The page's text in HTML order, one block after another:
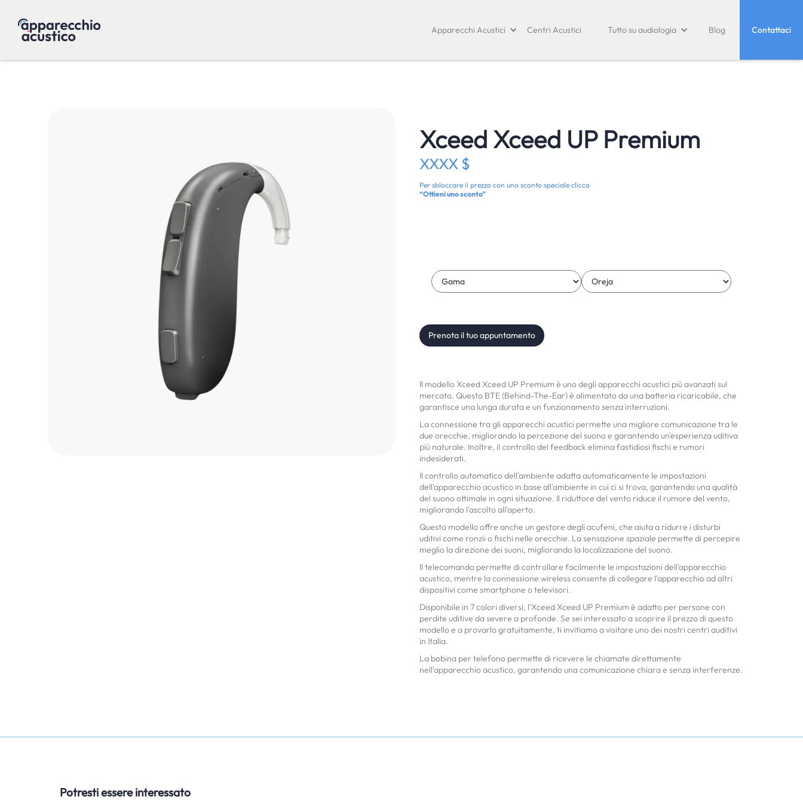
Apparecchi Acustici Centri Acustici Tutto su audiologia Blog Contattaci
Xceed Xceed UP Premium
XXXX $
Per sbloccare il prezzo con uno sconto speciale clicca
“Ottieni uno sconto”
Prenota il tuo appuntamento
Il modello Xceed Xceed UP Premium è uno degli apparecchi acustici più avanzati sul
mercato. Questo BTE (Behind-The-Ear) è alimentato da una batteria ricaricabile, che
garantisce una lunga durata e un funzionamento senza interruzioni.
La connessione tra gli apparecchi acustici permette una migliore comunicazione tra le
due orecchie, migliorando la percezione del suono e garantendo un'esperienza uditiva
più naturale. Inoltre, il controllo del feedback elimina fastidiosi fischi e rumori
indesiderati.
Il controllo automatico dell'ambiente adatta automaticamente le impostazioni
dell'apparecchio acustico in base all'ambiente in cui ci si trova, garantendo una qualità
del suono ottimale in ogni situazione. Il riduttore del vento riduce il rumore del vento,
migliorando l'ascolto all'aperto.
Questo modello offre anche un gestore degli acufeni, che aiuta a ridurre i disturbi
uditivi come ronzii o fischi nelle orecchie. La sensazione spaziale permette di percepire
meglio la direzione dei suoni, migliorando la localizzazione del suono.
Il telecomando permette di controllare facilmente le impostazioni dell'apparecchio
acustico, mentre la connessione wireless consente di collegare l'apparecchio ad altri
dispositivi come smartphone o televisori.
Disponibile in 7 colori diversi, l'Xceed Xceed UP Premium è adatto per persone con
perdite uditive da severe a profonde. Se sei interessato a scoprire il prezzo di questo
modello e a provarlo gratuitamente, ti invitiamo a visitare uno dei nostri centri auditivi
in Italia.
La bobina per telefono permette di ricevere le chiamate direttamente
nell'apparecchio acustico, garantendo una comunicazione chiara e senza interferenze.
Potresti essere interessato